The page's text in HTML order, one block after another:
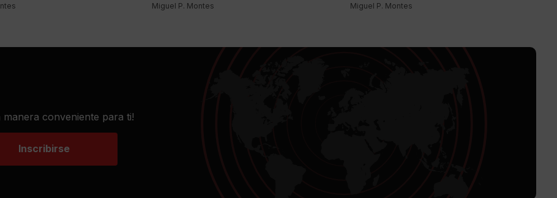
Miguel P. Montes Miguel P. Montes
conveniente para ti!
Inscribirse